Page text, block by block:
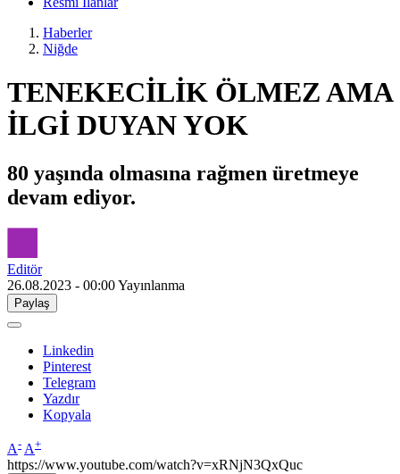
Haberler
Niğde
TENEKECİLİK ÖLMEZ AMA
İLGİ DUYAN YOK
80 yaşında olmasına rağmen üretmeye
devam ediyor.
Editör
26.08.2023 - 00:00Yayınlanma
Paylaş
Linkedin
Pinterest
Telegram
Yazdır
Kopyala
A- A+
https://www.youtube.com/watch?v=xRNjN3QxQuc